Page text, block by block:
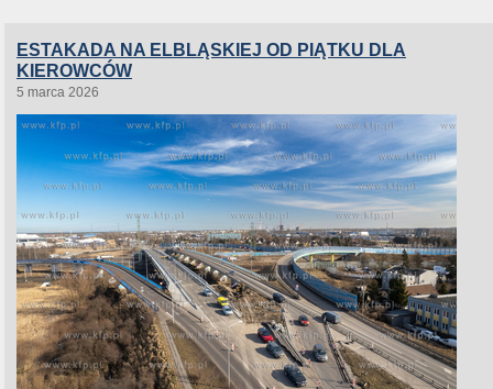
ESTAKADA NA ELBLĄSKIEJ OD PIĄTKU DLA
KIEROWCÓW
5 marca 2026